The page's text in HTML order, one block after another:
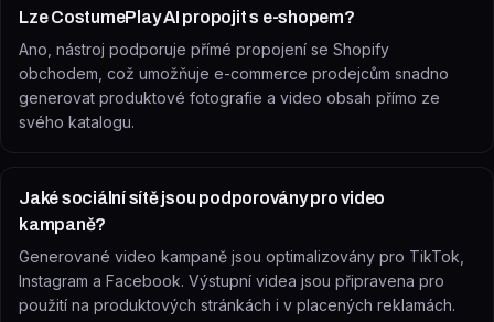
Lze CostumePlay AI propojit s e-shopem?
Ano, nástroj podporuje přímé propojení se Shopify
obchodem, což umožňuje e-commerce prodejcům snadno
generovat produktové fotografie a video obsah přímo ze
svého katalogu.
Jaké sociální sítě jsou podporovány pro video
kampaně?
Generované video kampaně jsou optimalizovány pro TikTok,
Instagram a Facebook. Výstupní videa jsou připravena pro
použití na produktových stránkách i v placených reklamách.